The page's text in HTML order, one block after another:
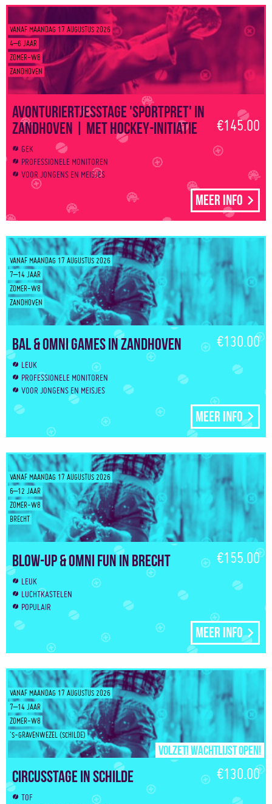
VANAF MAANDAG 17 AUGUSTUS 2026
4–6 JAAR
ZOMER-W8
ZANDHOVEN
Avonturiertjesstage 'Sportpret' in
Zandhoven | Met hockey-initiatie
€145.00
GEK
PROFESSIONELE MONITOREN
VOOR JONGENS EN MEISJES
Meer info
VANAF MAANDAG 17 AUGUSTUS 2026
7–14 JAAR
ZOMER-W8
ZANDHOVEN
Bal & Omni Games in Zandhoven €130.00
LEUK
PROFESSIONELE MONITOREN
VOOR JONGENS EN MEISJES
Meer info
VANAF MAANDAG 17 AUGUSTUS 2026
6–12 JAAR
ZOMER-W8
BRECHT
Blow-Up & Omni Fun in Brecht €155.00
LEUK
LUCHTKASTELEN
POPULAIR
Meer info
VANAF MAANDAG 17 AUGUSTUS 2026
7–14 JAAR
ZOMER-W8
’S-GRAVENWEZEL (SCHILDE)
Volzet! Wachtlijst open!
Circusstage in Schilde €130.00
TOF